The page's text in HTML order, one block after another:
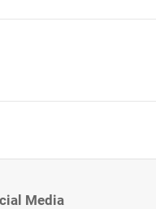
Media